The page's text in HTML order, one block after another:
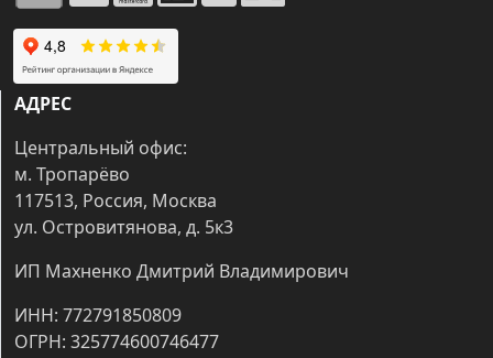
АДРЕС
Центральный офис:
м. Тропарёво
117513, Россия, Москва
ул. Островитянова, д. 5к3
ИП Махненко Дмитрий Владимирович
ИНН: 772791850809
ОГРН: 325774600746477